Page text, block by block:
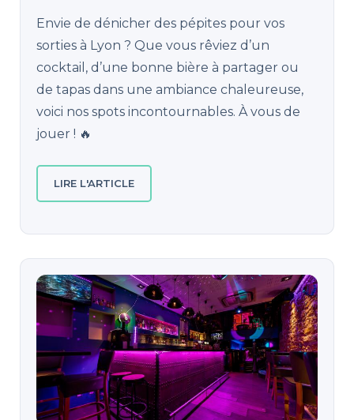
Envie de dénicher des pépites pour vos
sorties à Lyon ? Que vous rêviez d’un
cocktail, d’une bonne bière à partager ou
de tapas dans une ambiance chaleureuse,
voici nos spots incontournables. À vous de
jouer ! 🔥
LIRE L'ARTICLE